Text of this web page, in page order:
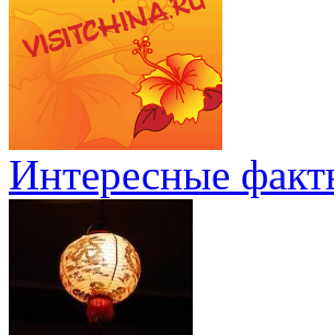
Интересные